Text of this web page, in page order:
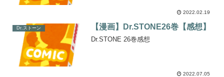
2022.02.19
Dr.ストーン 【漫画】Dr.STONE26巻【感想】
Dr.STONE 26巻感想
2022.07.05